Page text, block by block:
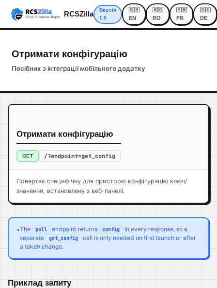
RCSZilla
Версія
1.0
🇬🇧
EN
🇷🇴
RO
🇫🇷
FR
🇩🇪
DE
Отримати конфігурацію
Посібник з інтеграції мобільного додатку
Отримати конфігурацію
GET /?endpoint=get_config
Повертає специфічну для пристрою конфігурацію ключ/
значення, встановлену з веб-панелі.
*The poll endpoint returns config
in every response, so a
separate
get_config
call is only needed on first launch or after
a token change.
Приклад запиту